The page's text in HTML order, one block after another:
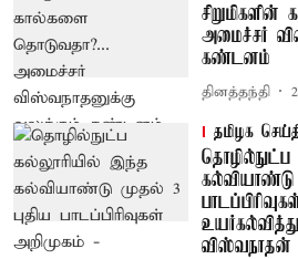
அமைச்சர்
கண்டனம்
தினத்தந்தி
தமிழக
தொழில்நுட்ப
கல்வியாண்டு
விஸ்வநாதன்